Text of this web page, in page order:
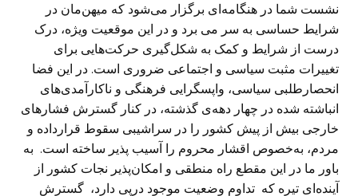
نشست شما در هنگامه‌ای برگزار می‌شود که میهن‌مان در
شرایط حساسی به سر می برد و در این موقعیت ویژه، درک
درست از شرایط و کمک به شکل‌گیری حرکت‌هایی برای
تغییرات مثبت سیاسی و اجتماعی ضروری است. در این فضا
انحصارطلبی سیاسی، واپسگرایی فرهنگی و ناکارآمدی‌های
انباشته شده در چهار دهه‌ی گذشته، در کنار گسترش فشارهای
خارجی بیش از پیش کشور را در سراشیبی سقوط قرارداده و
مردم، به‌خصوص اقشار محروم را آسیب پذیر ساخته است. به
باور ما در این مقطع راه منطقی و امکان‌پذیر نجات کشور از
آینده‌ای تیره که تداوم وضعیت موجود درپی دارد، گسترش